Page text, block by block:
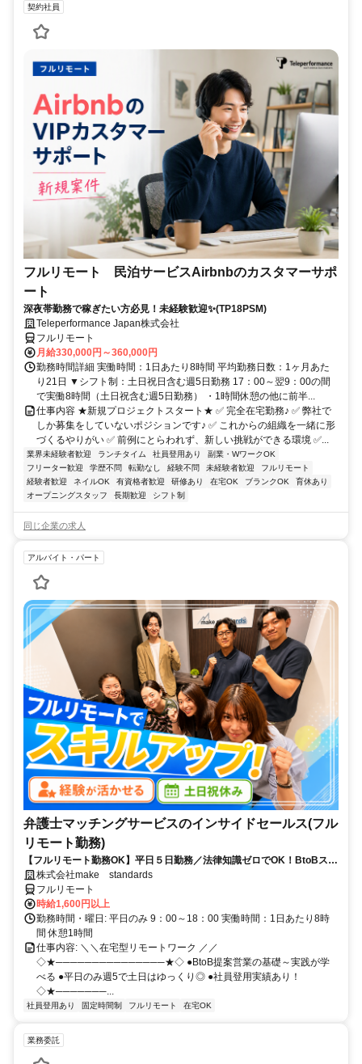
契約社員
フルリモート 民泊サービスAirbnbのカスタマーサポ
ート
深夜帯勤務で稼ぎたい方必見！未経験歓迎✨(TP18PSM)
Teleperformance Japan株式会社
フルリモート
月給330,000円～360,000円
勤務時間詳細 実働時間：1日あたり8時間 平均勤務日数：1ヶ月あた
り21日 ▼シフト制：土日祝日含む週5日勤務 17：00～翌9：00の間
で実働8時間（土日祝含む週5日勤務） ・1時間休憩の他に前半...
仕事内容 ★新規プロジェクトスタート★ ✅ 完全在宅勤務♪ ✅ 弊社で
しか募集をしていないポジションです♪ ✅ これからの組織を一緒に形
づくるやりがい ✅ 前例にとらわれず、新しい挑戦ができる環境 ✅...
業界未経験者歓迎 ランチタイム 社員登用あり
副業・WワークOK
フリーター歓迎
学歴不問 転勤なし 経験不問 未経験者歓迎
フルリモート
経験者歓迎
ネイルOK 有資格者歓迎 研修あり 在宅OK ブランクOK
育休あり
オープニングスタッフ
長期歓迎 シフト制
同じ企業の求人
アルバイト・パート
弁護士マッチングサービスのインサイドセールス(フル
リモート勤務)
【フルリモート勤務OK】平日５日勤務／法律知識ゼロでOK！BtoBスキ
ルが身につく営業職
株式会社make standards
フルリモート
時給1,600円以上
勤務時間・曜日: 平日のみ 9：00～18：00 実働時間：1日あたり8時
間 休憩1時間
仕事内容: ＼＼在宅型リモートワーク ／／
◇★───────────────★◇ ●BtoB提案営業の基礎～実践が学
べる ●平日のみ週5で土日はゆっくり◎ ●社員登用実績あり！
◇★───────...
社員登用あり 固定時間制 フルリモート 在宅OK
業務委託